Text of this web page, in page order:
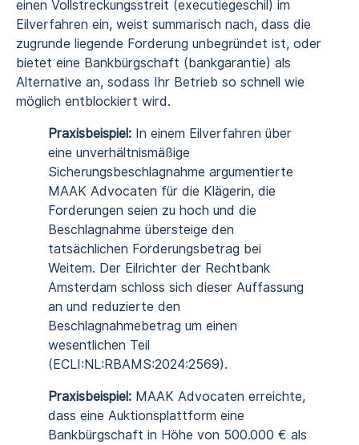
einen Vollstreckungsstreit (executiegeschil) im
Eilverfahren ein, weist summarisch nach, dass die
zugrunde liegende Forderung unbegründet ist, oder
bietet eine Bankbürgschaft (bankgarantie) als
Alternative an, sodass Ihr Betrieb so schnell wie
möglich entblockiert wird.
Praxisbeispiel: In einem Eilverfahren über
eine unverhältnismäßige
Sicherungsbeschlagnahme argumentierte
MAAK Advocaten für die Klägerin, die
Forderungen seien zu hoch und die
Beschlagnahme übersteige den
tatsächlichen Forderungsbetrag bei
Weitem. Der Eilrichter der Rechtbank
Amsterdam schloss sich dieser Auffassung
an und reduzierte den
Beschlagnahmebetrag um einen
wesentlichen Teil
(ECLI:NL:RBAMS:2024:2569).
Praxisbeispiel: MAAK Advocaten erreichte,
dass eine Auktionsplattform eine
Bankbürgschaft in Höhe von 500.000 € als